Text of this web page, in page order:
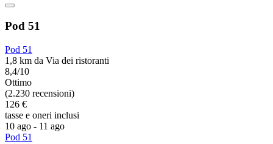
Pod 51
Pod 51
1,8 km da Via dei ristoranti
8,4/10
Ottimo
(2.230 recensioni)
126 €
tasse e oneri inclusi
10 ago - 11 ago
Pod 51